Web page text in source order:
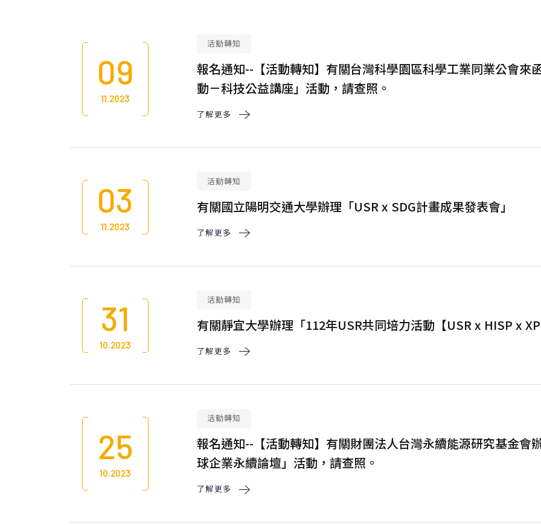
09
11.2023
活動轉知
報名通知--【活動轉知】有關台灣科學園區科學工業同業公會來
動－科技公益講座」活動，請查照。
了解更多
03
11.2023
活動轉知
有關國立陽明交通大學辦理「USR x SDG計畫成果發表會」
了解更多
31
10.2023
活動轉知
有關靜宜大學辦理「112年USR共同培力活動【USR x HISP x
了解更多
25
10.2023
活動轉知
報名通知--【活動轉知】有關財團法人台灣永續能源研究基金會
球企業永續論壇」活動，請查照。
了解更多